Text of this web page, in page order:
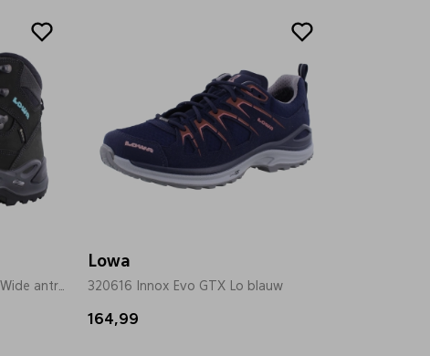
320968 Renegade GTX Mid Wide antrasiet
Lowa
320616 Innox Evo GTX Lo blauw
164,99